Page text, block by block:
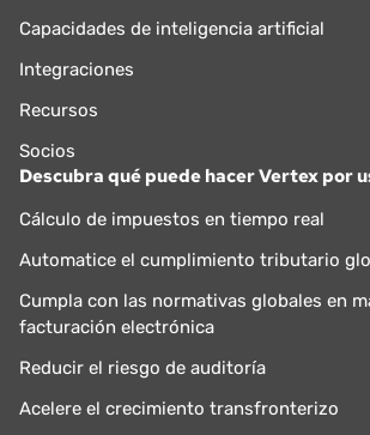
Capacidades de inteligencia artificial
Integraciones
Recursos
Socios
Descubra qué puede hacer Vertex por
Cálculo de impuestos en tiempo real
Automatice el cumplimiento tributario
Cumpla con las normativas globales en
facturación electrónica
Reducir el riesgo de auditoría
Acelere el crecimiento transfronterizo